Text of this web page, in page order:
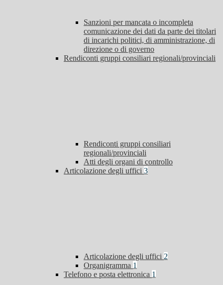
Sanzioni per mancata o incompleta
comunicazione dei dati da parte dei titolari
di incarichi politici, di amministrazione, di
direzione o di governo
Rendiconti gruppi consiliari regionali/provinciali
Rendiconti gruppi consiliari
regionali/provinciali
Atti degli organi di controllo
Articolazione degli uffici 3
Articolazione degli uffici 2
Organigramma 1
Telefono e posta elettronica 1